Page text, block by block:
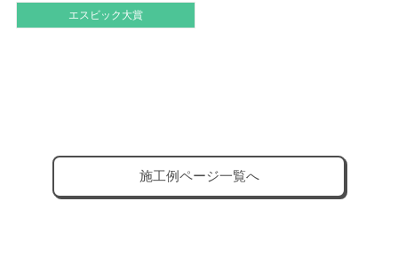
エスビック大賞
施工例ページ一覧へ